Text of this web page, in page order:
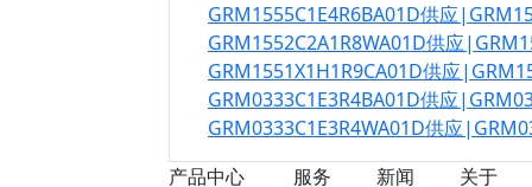
GRM1555C1E4R6BA01D供应
GRM1552C2A1R8WA01D供应
GRM1551X1H1R9CA01D供应
GRM0333C1E3R4BA01D供应
GRM0333C1E3R4WA01D供应
产品中心
服务
新闻
关于